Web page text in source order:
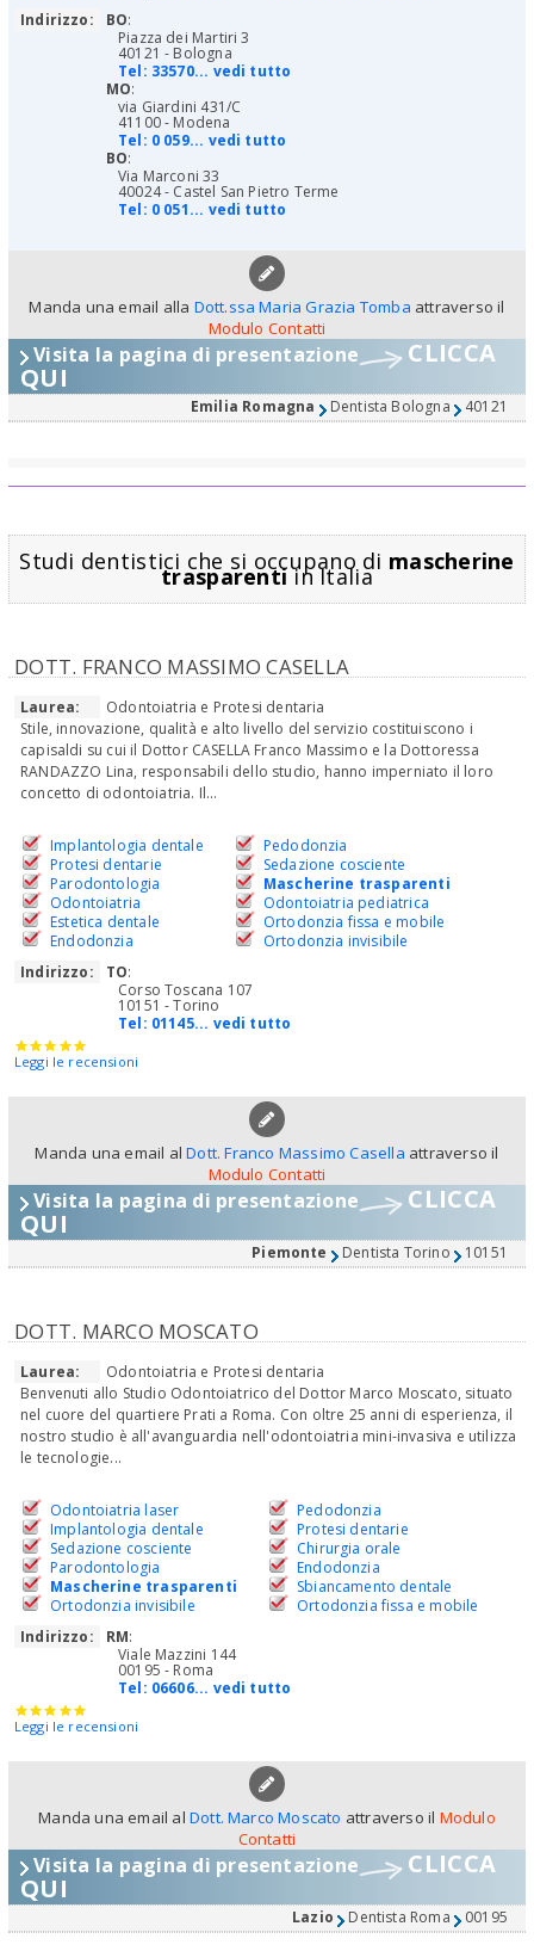
Indirizzo:
BO:
Piazza dei Martiri 3
40121 - Bologna
Tel: 33570... vedi tutto
MO:
via Giardini 431/C
41100 - Modena
Tel: 0 059... vedi tutto
BO:
Via Marconi 33
40024 - Castel San Pietro Terme
Tel: 0 051... vedi tutto
Manda una email alla Dott.ssa Maria Grazia Tomba attraverso il
Modulo Contatti
Visita la pagina di presentazione CLICCA
QUI
Emilia Romagna Dentista Bologna 40121
Studi dentistici che si occupano di mascherine
trasparentiin Italia
DOTT. FRANCO MASSIMO CASELLA
Laurea:
Odontoiatria e Protesi dentaria
Stile, innovazione, qualità e alto livello del servizio costituiscono i
capisaldi su cui il Dottor CASELLA Franco Massimo e la Dottoressa
RANDAZZO Lina, responsabili dello studio, hanno imperniato il loro
concetto di odontoiatria. Il...
Implantologia dentale
Protesi dentarie
Parodontologia
Odontoiatria
Estetica dentale
Endodonzia
Pedodonzia
Sedazione cosciente
Mascherine trasparenti
Odontoiatria pediatrica
Ortodonzia fissa e mobile
Ortodonzia invisibile
Indirizzo:
TO:
Corso Toscana 107
10151 - Torino
Tel: 01145... vedi tutto
Leggi le recensioni
Manda una email alDott. Franco Massimo Casella attraverso il
Modulo Contatti
Visita la pagina di presentazione CLICCA
QUI
Piemonte Dentista Torino 10151
DOTT. MARCO MOSCATO
Laurea:
Odontoiatria e Protesi dentaria
Benvenuti allo Studio Odontoiatrico del Dottor Marco Moscato, situato
nel cuore del quartiere Prati a Roma. Con oltre 25 anni di esperienza, il
nostro studio è all'avanguardia nell'odontoiatria mini-invasiva e utilizza
le tecnologie...
Odontoiatria laser
Implantologia dentale
Sedazione cosciente
Parodontologia
Mascherine trasparenti
Ortodonzia invisibile
Pedodonzia
Protesi dentarie
Chirurgia orale
Endodonzia
Sbiancamento dentale
Ortodonzia fissa e mobile
Indirizzo:
RM:
Viale Mazzini 144
00195 - Roma
Tel: 06606... vedi tutto
Leggi le recensioni
Manda una email al Dott. Marco Moscato attraverso il Modulo
Contatti
Visita la pagina di presentazione CLICCA
QUI
Lazio Dentista Roma 00195